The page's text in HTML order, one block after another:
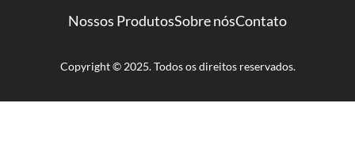
Nossos ProdutosSobre nósContato
Copyright © 2025. Todos os direitos reservados.